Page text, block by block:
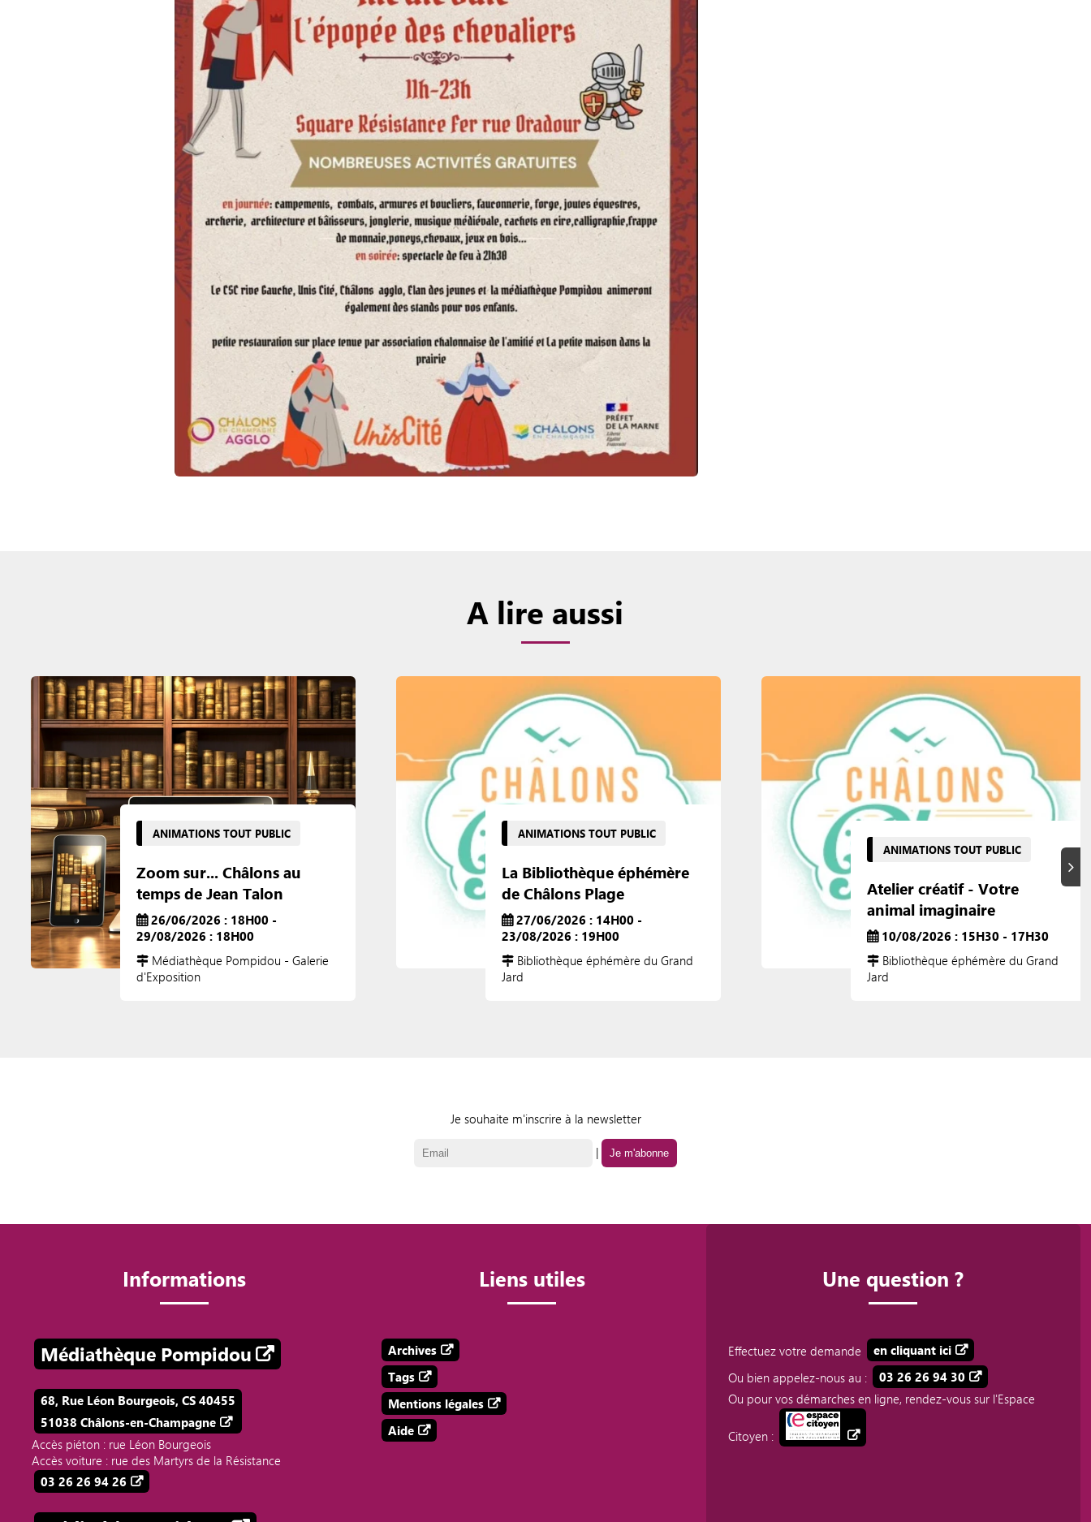
A lire aussi
ANIMATIONS TOUT PUBLIC
Zoom sur... Châlons au
temps de Jean Talon
26/06/2026 : 18H00 -
29/08/2026 : 18H00
Médiathèque Pompidou - Galerie
d'Exposition
ANIMATIONS TOUT PUBLIC
La Bibliothèque éphémère
de Châlons Plage
27/06/2026 : 14H00 -
23/08/2026 : 19H00
Bibliothèque éphémère du Grand
Jard
ANIMATIONS TOUT PUBLIC
Atelier créatif - Votre
animal imaginaire
10/08/2026 : 15H30 - 17H30
Bibliothèque éphémère du Grand
Jard
Je souhaite m'inscrire à la newsletter
|
Informations
Médiathèque Pompidou
68, Rue Léon Bourgeois, CS 40455
51038 Châlons-en-Champagne
Accès piéton : rue Léon Bourgeois
Accès voiture : rue des Martyrs de la Résistance
03 26 26 94 26
Liens utiles
Archives
Tags
Mentions légales
Aide
Une question ?
Effectuez votre demande
en cliquant ici
Ou bien appelez-nous au :
03 26 26 94 30
Ou pour vos démarches en ligne, rendez-vous sur l'Espace
Citoyen :